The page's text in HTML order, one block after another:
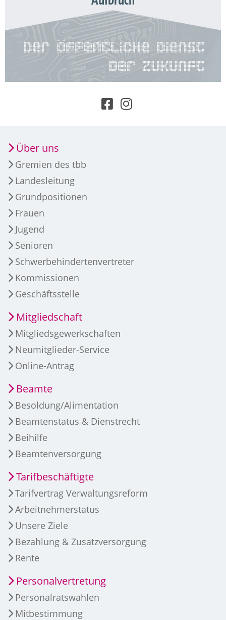
Über uns
Gremien des tbb
Landesleitung
Grundpositionen
Frauen
Jugend
Senioren
Schwerbehindertenvertreter
Kommissionen
Geschäftsstelle
Mitgliedschaft
Mitgliedsgewerkschaften
Neumitglieder-Service
Online-Antrag
Beamte
Besoldung/Alimentation
Beamtenstatus & Dienstrecht
Beihilfe
Beamtenversorgung
Tarifbeschäftigte
Tarifvertrag Verwaltungsreform
Arbeitnehmerstatus
Unsere Ziele
Bezahlung & Zusatzversorgung
Rente
Personalvertretung
Personalratswahlen
Mitbestimmung